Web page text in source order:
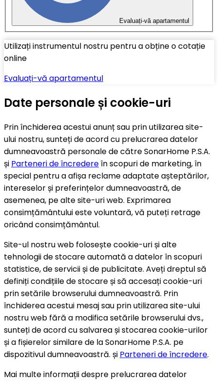
Evaluați-vă apartamentul
Utilizați instrumentul nostru pentru a obține o cotație
online
Evaluați-vă apartamentul
Date personale și cookie-uri
Prin închiderea acestui anunț sau prin utilizarea site-
ului nostru, sunteți de acord cu prelucrarea datelor
dumneavoastră personale de către SonarHome P.S.A.
și Parteneri de încredereîn scopuri de marketing, în
special pentru a afișa reclame adaptate așteptărilor,
intereselor și preferințelor dumneavoastră, de
asemenea, pe alte site-uri web. Exprimarea
consimțământului este voluntară, vă puteți retrage
oricând consimțământul.
Site-ul nostru web folosește cookie-uri și alte
tehnologii de stocare automată a datelor în scopuri
statistice, de servicii și de publicitate. Aveți dreptul să
definiți condițiile de stocare și să accesați cookie-uri
prin setările browserului dumneavoastră. Prin
închiderea acestui mesaj sau prin utilizarea site-ului
nostru web fără a modifica setările browserului dvs.,
sunteți de acord cu salvarea și stocarea cookie-urilor
și a fișierelor similare de la SonarHome P.S.A. pe
dispozitivul dumneavoastră. și Parteneri de încredere.
Mai multe informații despre prelucrarea datelor